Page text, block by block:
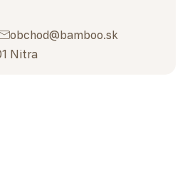
obchod@bamboo.sk
Nitra